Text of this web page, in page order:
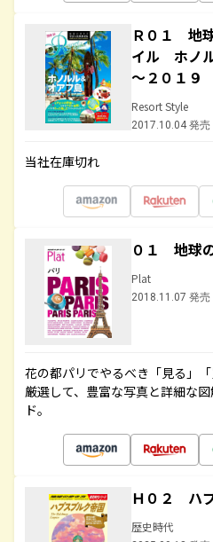
Ｒ０１ 地
イル ホノ
～２０１９
Resort Style
2017.10.04 発売
当社在庫切れ
０１ 地球
Plat
2018.11.07 発売
花の都パリでやるべき「見る」
厳選して、豊富な写真と詳細な
ド。
Ｈ０２ ハ
歴史時代